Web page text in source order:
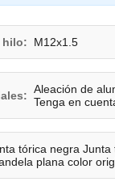
hilo: M12x1.5
Aleación de
Tenga en
tórica negra
plana color